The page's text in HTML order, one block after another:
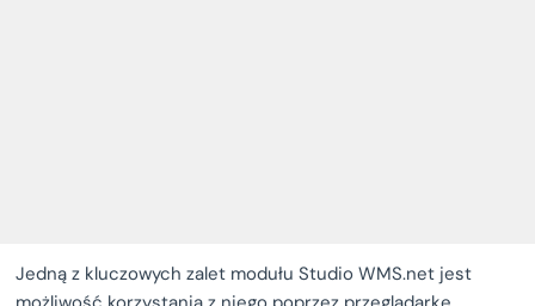
Jedną z kluczowych zalet modułu Studio WMS.net jest